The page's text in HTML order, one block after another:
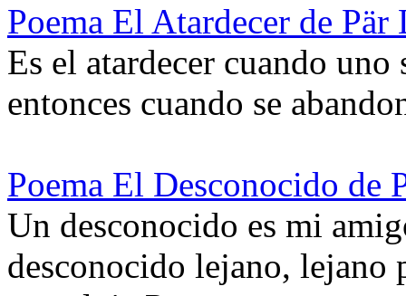
Poema El Atardecer de
Es el atardecer cuando
entonces cuando se
Poema El Desconocido de
Un desconocido es mi
desconocido lejano, lejano